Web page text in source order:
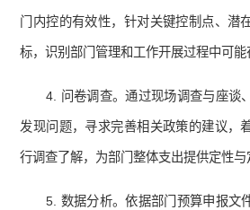
门内控的有效性，针对关键控制点、潜
标，识别部门管理和工作开展过程中可能
4. 问卷调查。通过现场调查与座谈
发现问题，寻求完善相关政策的建议，
行调查了解，为部门整体支出提供定性与
5. 数据分析。依据部门预算申报文